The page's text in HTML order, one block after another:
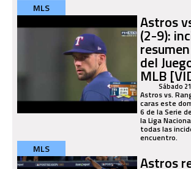
MLS
Astros
(2-9):
del
MLBSábado
Astros vs.
caras este
6 de la Serie
la Liga
todas las
encuentro.
MLS
Astros